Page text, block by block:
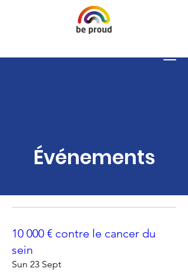
Événements
10 000 € contre le cancer du
sein
Sun 23 Sept